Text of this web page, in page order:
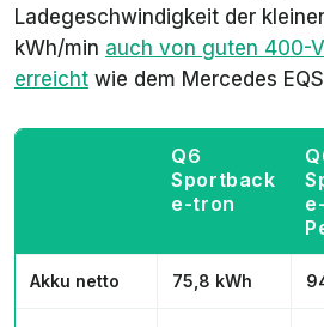
Ladegeschwindigkeit der
kWh/min auch von guten 400-
erreicht wie dem Mercedes
Q6
Sportback
e-tron
Akku netto 75,8 kWh